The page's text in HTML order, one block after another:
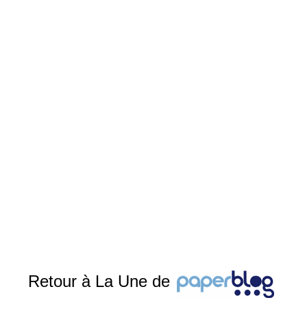
Retour à La Une de